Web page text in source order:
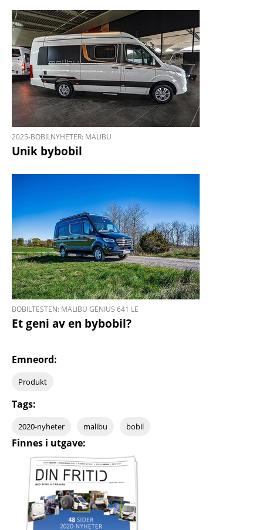
2025-BOBILNYHETER: MALIBU
Unik bybobil
BOBILTESTEN: MALIBU GENIUS 641 LE
Et geni av en bybobil?
Emneord:
Produkt
Tags:
2020-nyheter malibu bobil
Finnes i utgave: